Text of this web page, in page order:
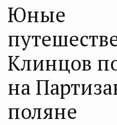
Юные
Клинцов
на
поляне